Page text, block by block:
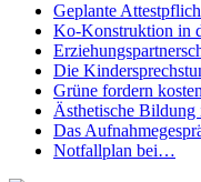
Geplante
Ko-Konstruktion in
Die
Grüne fordern
Ästhetische
Das
Notfallplan bei…